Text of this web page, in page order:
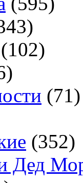
(102)
(71)
(352)
Дед